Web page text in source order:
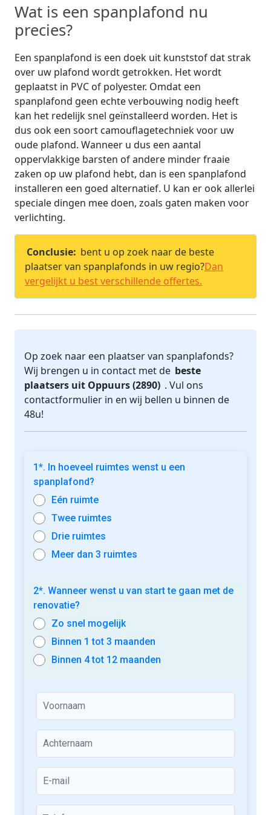
Wat is een spanplafond nu
precies?
Een spanplafond is een doek uit kunststof dat strak
over uw plafond wordt getrokken. Het wordt
geplaatst in PVC of polyester. Omdat een
spanplafond geen echte verbouwing nodig heeft
kan het redelijk snel geïnstalleerd worden. Het is
dus ook een soort camouflagetechniek voor uw
oude plafond. Wanneer u dus een aantal
oppervlakkige barsten of andere minder fraaie
zaken op uw plafond hebt, dan is een spanplafond
installeren een goed alternatief. U kan er ook allerlei
speciale dingen mee doen, zoals gaten maken voor
verlichting.
Conclusie: bent u op zoek naar de beste
plaatser van spanplafonds in uw regio?Dan
vergelijkt u best verschillende offertes.
Op zoek naar een plaatser van spanplafonds?
Wij brengen u in contact met de beste
plaatsers uit Oppuurs (2890) . Vul ons
contactformulier in en wij bellen u binnen de
48u!
1*. In hoeveel ruimtes wenst u een
spanplafond?
Eén ruimte
Twee ruimtes
Drie ruimtes
Meer dan 3 ruimtes
2*. Wanneer wenst u van start te gaan met de
renovatie?
Zo snel mogelijk
Binnen 1 tot 3 maanden
Binnen 4 tot 12 maanden